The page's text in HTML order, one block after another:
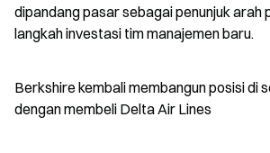
dipandang pasar sebagai penunjuk arah
langkah investasi tim manajemen baru.
Berkshire kembali membangun posisi di
dengan membeli Delta Air Lines